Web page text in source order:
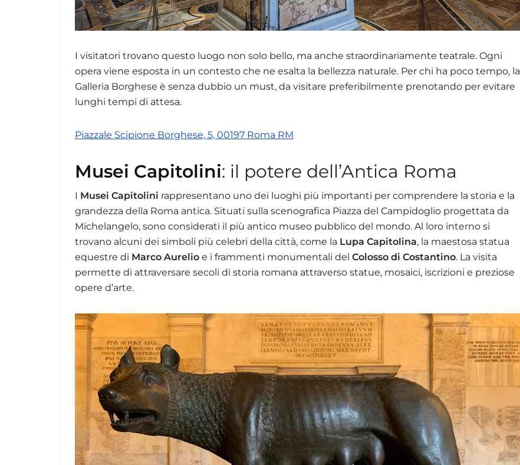
I visitatori trovano questo luogo non solo bello, ma anche straordinariamente teatrale. Ogni
opera viene esposta in un contesto che ne esalta la bellezza naturale. Per chi ha poco tempo, la
Galleria Borghese è senza dubbio un must, da visitare preferibilmente prenotando per evitare
lunghi tempi di attesa.
Piazzale Scipione Borghese, 5, 00197 Roma RM
Musei Capitolini: il potere dell’Antica Roma
I Musei Capitolini rappresentano uno dei luoghi più importanti per comprendere la storia e la
grandezza della Roma antica. Situati sulla scenografica Piazza del Campidoglio progettata da
Michelangelo, sono considerati il più antico museo pubblico del mondo. Al loro interno si
trovano alcuni dei simboli più celebri della città, come la Lupa Capitolina, la maestosa statua
equestre di Marco Aurelio e i frammenti monumentali del Colosso di Costantino. La visita
permette di attraversare secoli di storia romana attraverso statue, mosaici, iscrizioni e preziose
opere d’arte.